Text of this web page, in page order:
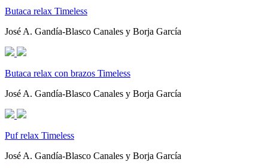
Butaca relax Timeless
José A. Gandía-Blasco Canales y Borja García
Butaca relax con brazos Timeless
José A. Gandía-Blasco Canales y Borja García
Puf relax Timeless
José A. Gandía-Blasco Canales y Borja García